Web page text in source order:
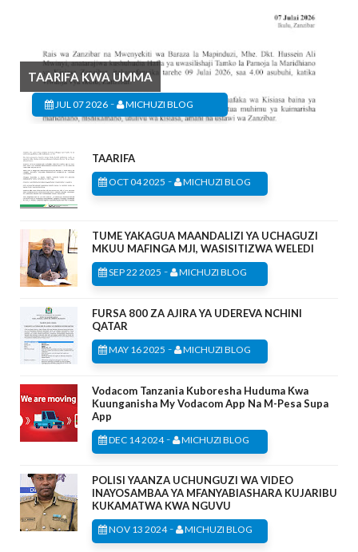
TAARIFA KWA UMMA
JUL 07 2026 - MICHUZI BLOG
TAARIFA
OCT 04 2025 - MICHUZI BLOG
TUME YAKAGUA MAANDALIZI YA UCHAGUZI
MKUU MAFINGA MJI, WASISITIZWA WELEDI
SEP 22 2025 - MICHUZI BLOG
FURSA 800 ZA AJIRA YA UDEREVA NCHINI
QATAR
MAY 16 2025 - MICHUZI BLOG
Vodacom Tanzania Kuboresha Huduma Kwa
Kuunganisha My Vodacom App Na M-Pesa Supa
App
DEC 14 2024- MICHUZI BLOG
POLISI YAANZA UCHUNGUZI WA VIDEO
INAYOSAMBAA YA MFANYABIASHARA KUJARIBU
KUKAMATWA KWA NGUVU
NOV 13 2024- MICHUZI BLOG